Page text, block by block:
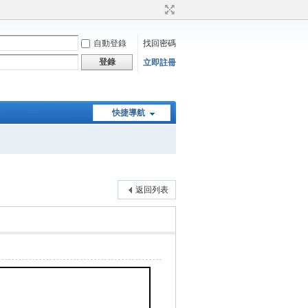
自動登錄
找回密碼
登錄
立即註冊
快捷導航
返回列表